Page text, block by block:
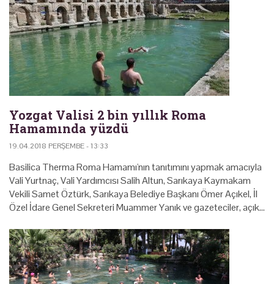
Yozgat Valisi 2 bin yıllık Roma
Hamamında yüzdü
19.04.2018 PERŞEMBE - 13:33
Basilica Therma Roma Hamamı'nın tanıtımını yapmak amacıyla
Vali Yurtnaç, Vali Yardımcısı Salih Altun, Sarıkaya Kaymakam
Vekili Samet Öztürk, Sarıkaya Belediye Başkanı Ömer Açıkel, İl
Özel İdare Genel Sekreteri Muammer Yanık ve gazeteciler, açık…